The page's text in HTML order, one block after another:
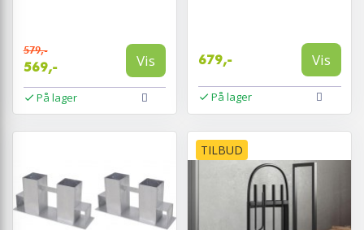
579,-
569,- Vis
På lager
679,- Vis
På lager
TILBUD